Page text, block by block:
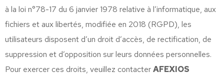
à la loi n°78-17 du 6 janvier 1978 relative à l’informatique, aux
fichiers et aux libertés, modifiée en 2018 (RGPD), les
utilisateurs disposent d’un droit d’accès, de rectification, de
suppression et d’opposition sur leurs données personnelles.
Pour exercer ces droits, veuillez contacterAFEXIOS